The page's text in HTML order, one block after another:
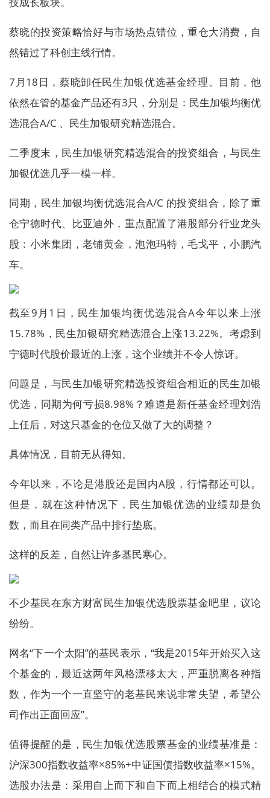
蔡晓的投资策略恰好与市场热点错位，重仓大消费，自
然错过了科创主线行情。
7月18日，蔡晓卸任民生加银优选基金经理。目前，他
依然在管的基金产品还有3只，分别是：民生加银均衡优
选混合A/C 、民生加银研究精选混合。
二季度末，民生加银研究精选混合的投资组合，与民生
加银优选几乎一模一样。
同期，民生加银均衡优选混合A/C 的投资组合，除了重
仓宁德时代、比亚迪外，重点配置了港股部分行业龙头
股：小米集团，老铺黄金，泡泡玛特，毛戈平，小鹏汽
车。
截至9月1日，民生加银均衡优选混合A今年以来上涨
15.78%，民生加银研究精选混合上涨13.22%。考虑到
宁德时代股价最近的上涨，这个业绩并不令人惊讶。
问题是，与民生加银研究精选投资组合相近的民生加银
优选，同期为何亏损8.98%？难道是新任基金经理刘浩
上任后，对这只基金的仓位又做了大的调整？
具体情况，目前无从得知。
今年以来，不论是港股还是国内A股，行情都还可以。
但是，就在这种情况下，民生加银优选的业绩却是负
数，而且在同类产品中排行垫底。
这样的反差，自然让许多基民寒心。
不少基民在东方财富民生加银优选股票基金吧里，议论
纷纷。
网名“下一个太阳”的基民表示，“我是2015年开始买入这
个基金的，最近这两年风格漂移太大，严重脱离各种指
数，作为一个一直坚守的老基民来说非常失望，希望公
司作出正面回应”。
值得提醒的是，民生加银优选股票基金的业绩基准是：
沪深300指数收益率×85%+中证国债指数收益率×15%。
选股办法是：采用自上而下和自下而上相结合的模式精